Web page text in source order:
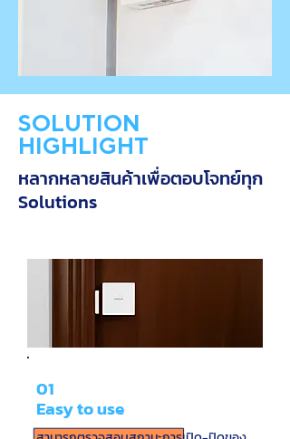
SOLUTION
HIGHLIGHT
หลากหลายสินค้าเพื่อตอบโจทย์ทุก
Solutions
01
Easy to use